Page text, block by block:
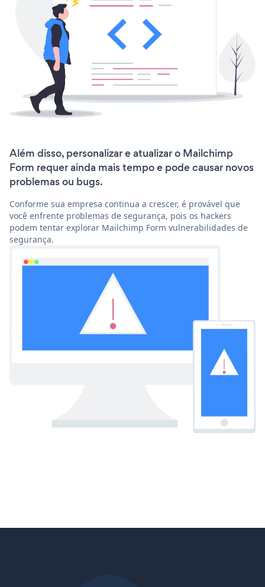
Além disso, personalizar e atualizar o Mailchimp
Form requer ainda mais tempo e pode causar novos
problemas ou bugs.
Conforme sua empresa continua a crescer, é provável que
você enfrente problemas de segurança, pois os hackers
podem tentar explorar Mailchimp Form vulnerabilidades de
segurança.